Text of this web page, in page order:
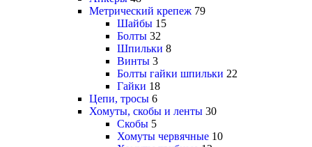
Метрический крепеж 79
Шайбы 15
Болты 32
Шпильки 8
Винты 3
Болты гайки шпильки 22
Гайки 18
Цепи, тросы 6
Хомуты, скобы и ленты 30
Скобы 5
Хомуты червячные 10